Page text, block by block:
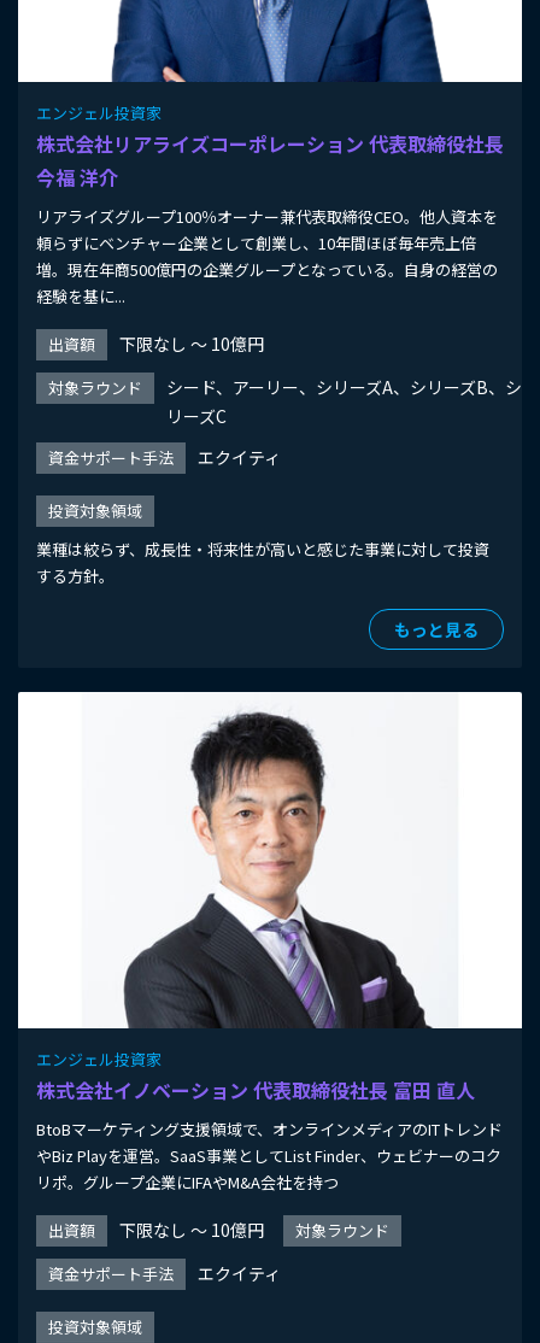
エンジェル投資家
株式会社リアライズコーポレーション 代表取締役社長
今福 洋介
リアライズグループ100％オーナー兼代表取締役CEO。他人資本を
頼らずにベンチャー企業として創業し、10年間ほぼ毎年売上倍
増。現在年商500億円の企業グループとなっている。自身の経営の
経験を基に...
出資額 下限なし 〜 10億円
対象ラウンド
シード、アーリー、シリーズA、シリーズB、シ
リーズC
資金サポート手法 エクイティ
投資対象領域
業種は絞らず、成長性・将来性が高いと感じた事業に対して投資
する方針。
もっと見る
エンジェル投資家
株式会社イノベーション 代表取締役社長 富田 直人
BtoBマーケティング支援領域で、オンラインメディアのITトレンド
やBiz Playを運営。SaaS事業としてList Finder、ウェビナーのコク
リポ。グループ企業にIFAやM&A会社を持つ
出資額 下限なし 〜 10億円
対象ラウンド
資金サポート手法
エクイティ
投資対象領域